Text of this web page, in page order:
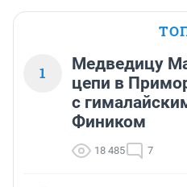
1
Медведицу
цепи в
с
Фиником
18 485 7